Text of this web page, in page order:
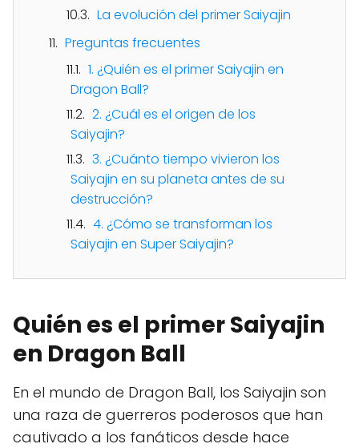
La evolución del primer Saiyajin
Preguntas frecuentes
1. ¿Quién es el primer Saiyajin en
Dragon Ball?
2. ¿Cuál es el origen de los
Saiyajin?
3. ¿Cuánto tiempo vivieron los
Saiyajin en su planeta antes de su
destrucción?
4. ¿Cómo se transforman los
Saiyajin en Super Saiyajin?
Quién es el primer Saiyajin
en Dragon Ball
En el mundo de Dragon Ball, los Saiyajin son
una raza de guerreros poderosos que han
cautivado a los fanáticos desde hace